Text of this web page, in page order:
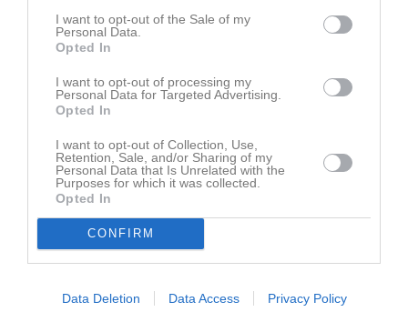
I want to opt-out of the Sale of my
Personal Data.
Opted In
I want to opt-out of processing my
Personal Data for Targeted Advertising.
Opted In
I want to opt-out of Collection, Use,
Retention, Sale, and/or Sharing of my
Personal Data that Is Unrelated with the
Purposes for which it was collected.
Opted In
CONFIRM
Data Deletion Data Access Privacy Policy
Här är matchstatistiken.
Och här kan du se hela matchen i repris.
Spelarstatistik Utespelare
Jamal Yusuf
Andreas Lundström
Daniel Lindfors
David Nordberg
Dennis Brown
1
0
Fabian Söderberg
1